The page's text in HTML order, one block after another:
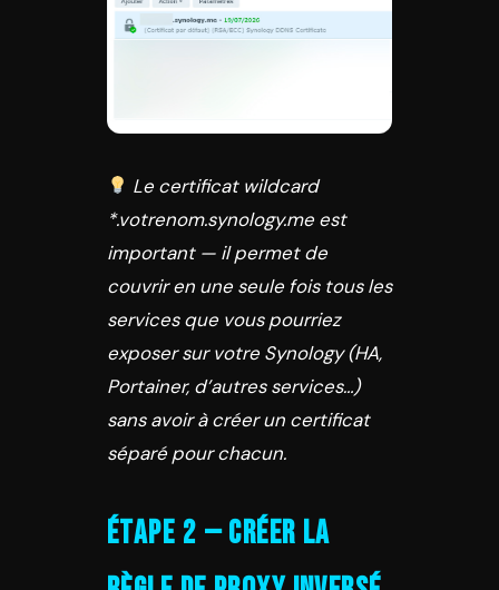
Le certificat wildcard
*.votrenom.synology.me est
important — il permet de
couvrir en une seule fois tous les
services que vous pourriez
exposer sur votre Synology (HA,
Portainer, d’autres services…)
sans avoir à créer un certificat
séparé pour chacun.
Étape 2 — Créer la